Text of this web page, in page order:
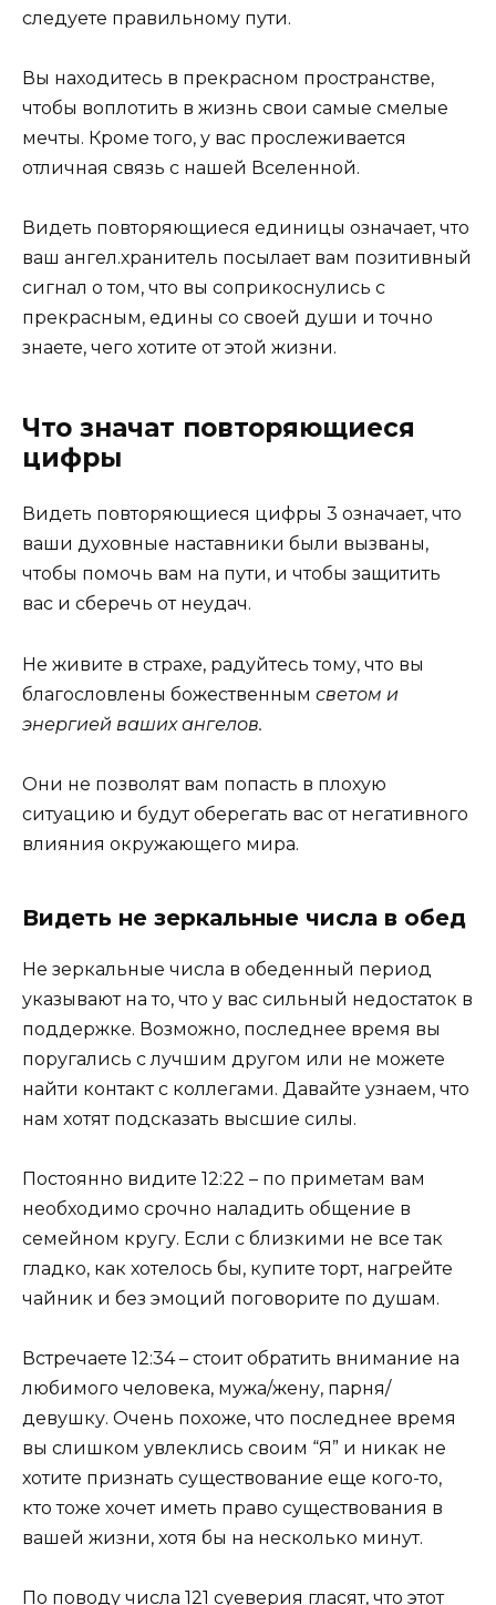
следуете правильному пути.
Вы находитесь в прекрасном пространстве,
чтобы воплотить в жизнь свои самые смелые
мечты. Кроме того, у вас прослеживается
отличная связь с нашей Вселенной.
Видеть повторяющиеся единицы означает, что
ваш ангел.хранитель посылает вам позитивный
сигнал о том, что вы соприкоснулись с
прекрасным, едины со своей души и точно
знаете, чего хотите от этой жизни.
Что значат повторяющиеся
цифры
Видеть повторяющиеся цифры 3 означает, что
ваши духовные наставники были вызваны,
чтобы помочь вам на пути, и чтобы защитить
вас и сберечь от неудач.
Не живите в страхе, радуйтесь тому, что вы
благословлены божественным светом и
энергией ваших ангелов.
Они не позволят вам попасть в плохую
ситуацию и будут оберегать вас от негативного
влияния окружающего мира.
Видеть не зеркальные числа в обед
Не зеркальные числа в обеденный период
указывают на то, что у вас сильный недостаток в
поддержке. Возможно, последнее время вы
поругались с лучшим другом или не можете
найти контакт с коллегами. Давайте узнаем, что
нам хотят подсказать высшие силы.
Постоянно видите 12:22 – по приметам вам
необходимо срочно наладить общение в
семейном кругу. Если с близкими не все так
гладко, как хотелось бы, купите торт, нагрейте
чайник и без эмоций поговорите по душам.
Встречаете 12:34 – стоит обратить внимание на
любимого человека, мужа/жену, парня/
девушку. Очень похоже, что последнее время
вы слишком увлеклись своим “Я” и никак не
хотите признать существование еще кого-то,
кто тоже хочет иметь право существования в
вашей жизни, хотя бы на несколько минут.
По поводу числа 121 суеверия гласят, что этот